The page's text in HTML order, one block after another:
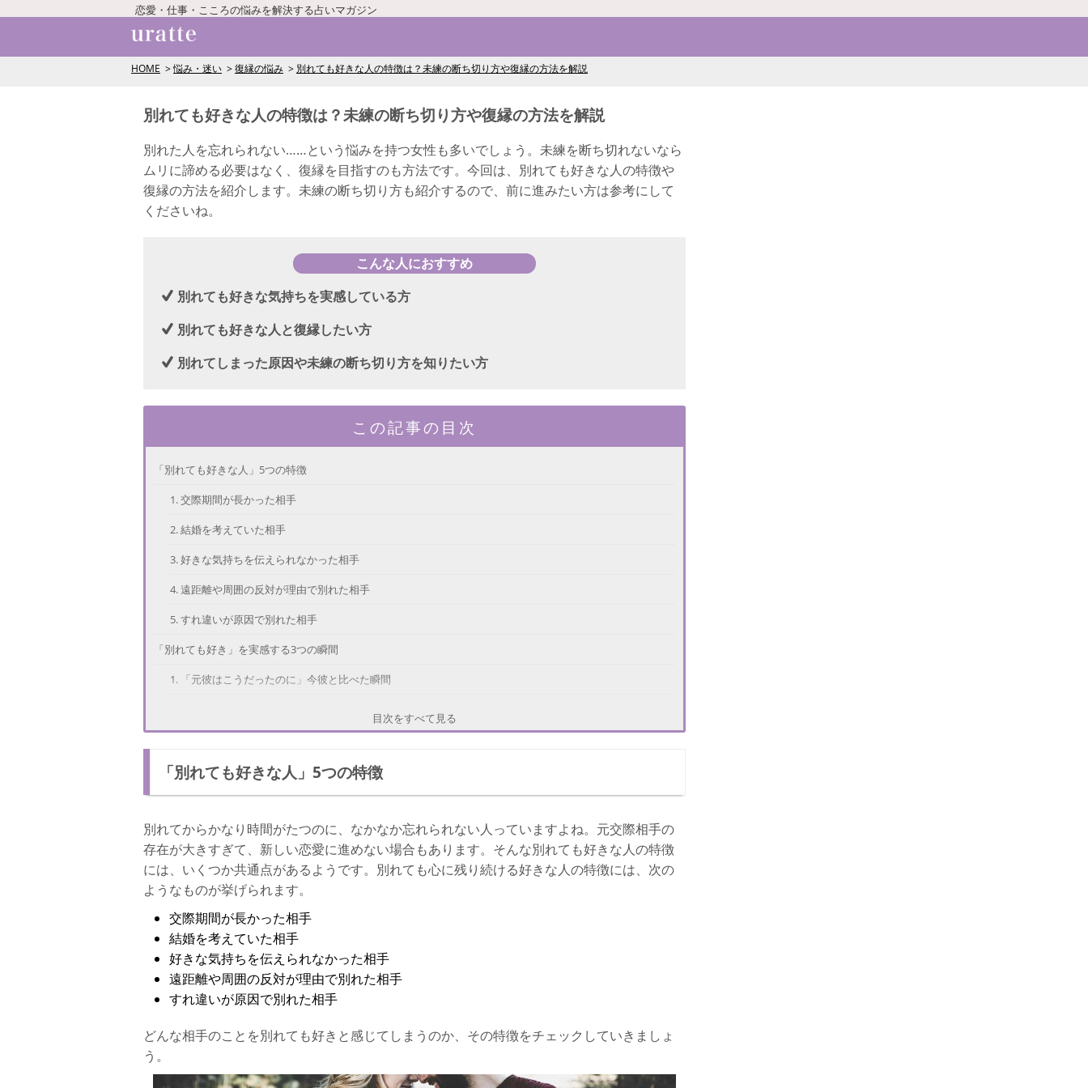
恋愛・仕事・こころの悩みを解決する占いマガジン
HOME 悩み・迷い 復縁の悩み 別れても好きな人の特徴は？未練の断ち切り方や復縁の方法を解説
別れても好きな人の特徴は？未練の断ち切り方や復縁の方法を解説
別れた人を忘れられない……という悩みを持つ女性も多いでしょう。未練を断ち切れないなら
ムリに諦める必要はなく、復縁を目指すのも方法です。今回は、別れても好きな人の特徴や
復縁の方法を紹介します。未練の断ち切り方も紹介するので、前に進みたい方は参考にして
くださいね。
こんな人におすすめ
別れても好きな気持ちを実感している方
別れても好きな人と復縁したい方
別れてしまった原因や未練の断ち切り方を知りたい方
この記事の目次
「別れても好きな人」5つの特徴
1. 交際期間が長かった相手
2. 結婚を考えていた相手
3. 好きな気持ちを伝えられなかった相手
4. 遠距離や周囲の反対が理由で別れた相手
5. すれ違いが原因で別れた相手
「別れても好き」を実感する3つの瞬間
1. 「元彼はこうだったのに」今彼と比べた瞬間
好きなのに別れてしまう原因
別れても好きな人を忘れたほうがいいケース
別れても好きな人を忘れるための5つの方法
1. 連絡方法を断つ
2. 環境を変える
3. 趣味や仕事に没頭する
4. 思い出の品を処分する
5. 新しい出会いを探す
復縁できる？別れても好きな人の脈ありサイン
SNSにリアクションがある
目次をすべて見る
「別れても好きな人」5つの特徴
別れてからかなり時間がたつのに、なかなか忘れられない人っていますよね。元交際相手の
存在が大きすぎて、新しい恋愛に進めない場合もあります。そんな別れても好きな人の特徴
には、いくつか共通点があるようです。別れても心に残り続ける好きな人の特徴には、次の
ようなものが挙げられます。
交際期間が長かった相手
結婚を考えていた相手
好きな気持ちを伝えられなかった相手
遠距離や周囲の反対が理由で別れた相手
すれ違いが原因で別れた相手
どんな相手のことを別れても好きと感じてしまうのか、その特徴をチェックしていきましょ
う。